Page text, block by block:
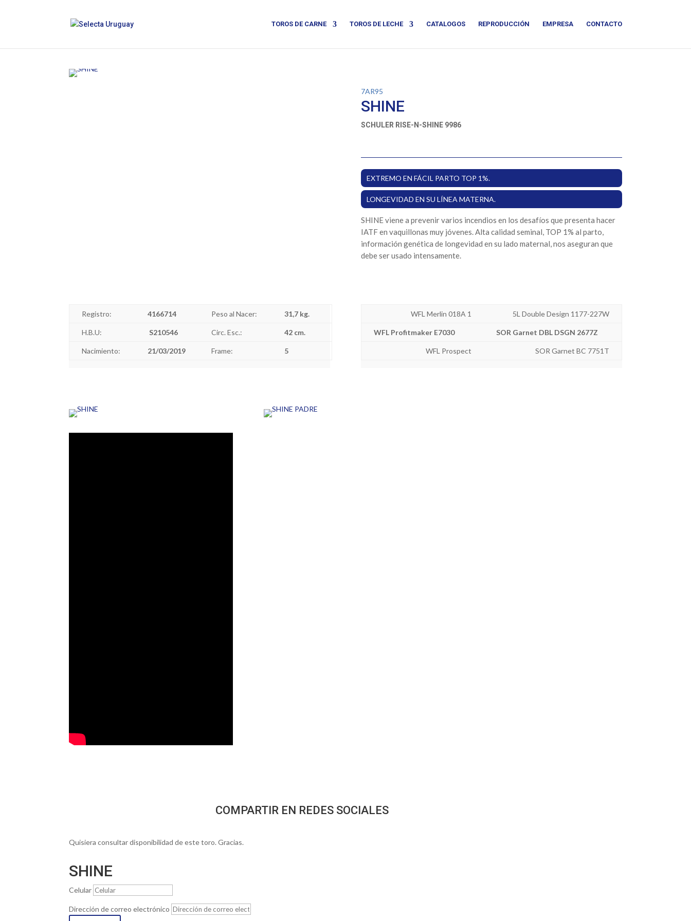
TOROS DE CARNE TOROS DE LECHE CATALOGOS REPRODUCCIÓN EMPRESA CONTACTO
7AR95
SHINE
SCHULER RISE-N-SHINE 9986
EXTREMO EN FÁCIL PARTO TOP 1%.
LONGEVIDAD EN SU LÍNEA MATERNA.
SHINE viene a prevenir varios incendios en los desafíos que presenta hacer
IATF en vaquillonas muy jóvenes. Alta calidad seminal, TOP 1% al parto,
información genética de longevidad en su lado maternal, nos aseguran que
debe ser usado intensamente.
Registro: 4166714 Peso al Nacer: 31,7 kg.
H.B.U: S210546 Circ. Esc.: 42 cm.
Nacimiento: 21/03/2019 Frame: 5
WFL Merlin 018A 1 5L Double Design 1177-227W
WFL Profitmaker E7030 SOR Garnet DBL DSGN 2677Z
WFL Prospect SOR Garnet BC 7751T
COMPARTIR EN REDES SOCIALES
Quisiera consultar disponibilidad de este toro. Gracias.
SHINE
Celular
Dirección de correo electrónico